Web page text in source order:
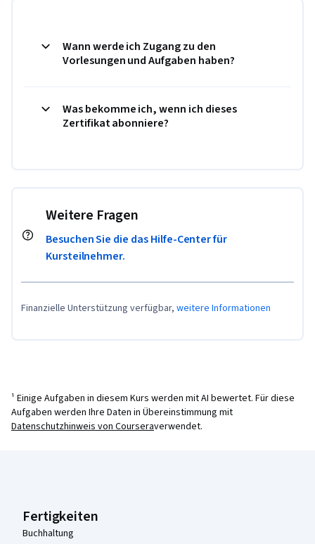
Wann werde ich Zugang zu den
Vorlesungen und Aufgaben haben?
Was bekomme ich, wenn ich dieses
Zertifikat abonniere?
Weitere Fragen
Besuchen Sie die das Hilfe-Center für
Kursteilnehmer.
Finanzielle Unterstützung verfügbar, weitere Informationen
¹ Einige Aufgaben in diesem Kurs werden mit AI bewertet. Für diese
Aufgaben werden Ihre Daten in Übereinstimmung mit
Datenschutzhinweis von Courseraverwendet.
Fertigkeiten
Buchhaltung